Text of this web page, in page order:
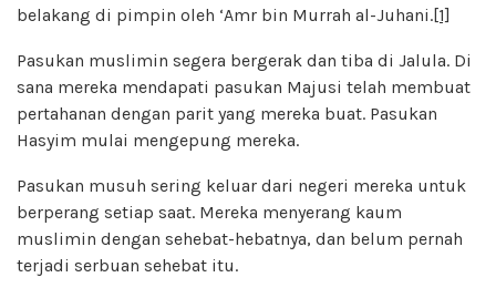
belakang di pimpin oleh ‘Amr bin Murrah al-Juhani.[1]
Pasukan muslimin segera bergerak dan tiba di Jalula. Di
sana mereka mendapati pasukan Majusi telah membuat
pertahanan dengan parit yang mereka buat. Pasukan
Hasyim mulai mengepung mereka.
Pasukan musuh sering keluar dari negeri mereka untuk
berperang setiap saat. Mereka menyerang kaum
muslimin dengan sehebat-hebatnya, dan belum pernah
terjadi serbuan sehebat itu.